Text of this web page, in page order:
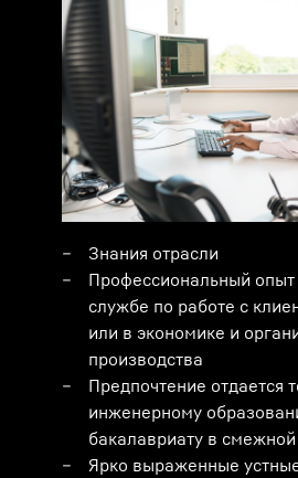
Знания отрасли
Профессиональный опыт
службе по работе с
или в экономике и
производства
Предпочтение отдается
инженерному
бакалавриату в смежной
Ярко выраженные